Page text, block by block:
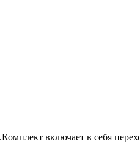
включает в себя